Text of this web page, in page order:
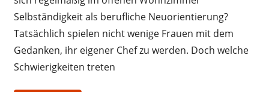
Selbständigkeit als berufliche Neuorientierung?
Tatsächlich spielen nicht wenige Frauen mit dem
Gedanken, ihr eigener Chef zu werden. Doch welche
Schwierigkeiten treten